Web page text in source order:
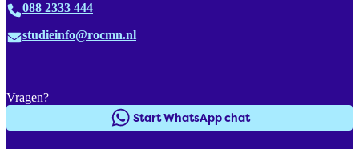
088 2333 444
studieinfo@rocmn.nl
Vragen?
Start WhatsApp chat